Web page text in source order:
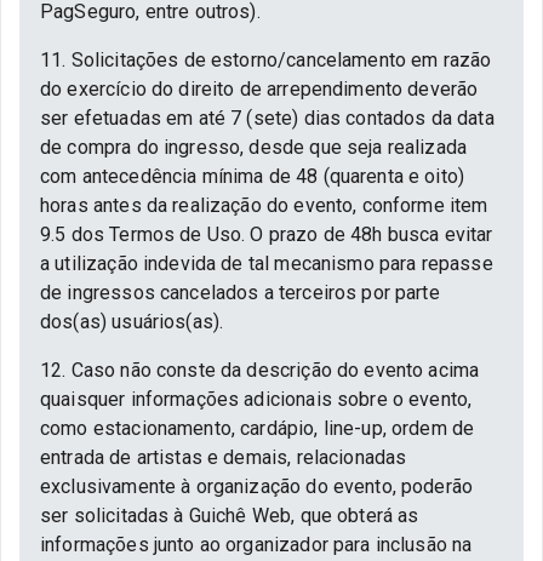
PagSeguro, entre outros).
11. Solicitações de estorno/cancelamento em razão
do exercício do direito de arrependimento deverão
ser efetuadas em até 7 (sete) dias contados da data
de compra do ingresso, desde que seja realizada
com antecedência mínima de 48 (quarenta e oito)
horas antes da realização do evento, conforme item
9.5 dos Termos de Uso. O prazo de 48h busca evitar
a utilização indevida de tal mecanismo para repasse
de ingressos cancelados a terceiros por parte
dos(as) usuários(as).
12. Caso não conste da descrição do evento acima
quaisquer informações adicionais sobre o evento,
como estacionamento, cardápio, line-up, ordem de
entrada de artistas e demais, relacionadas
exclusivamente à organização do evento, poderão
ser solicitadas à Guichê Web, que obterá as
informações junto ao organizador para inclusão na